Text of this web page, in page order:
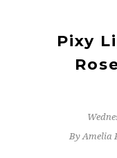
Pixy
By Amelia